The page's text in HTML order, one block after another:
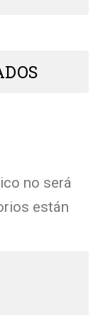
no será
están